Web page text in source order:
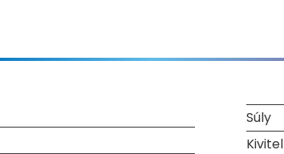
Súly
Kivitel